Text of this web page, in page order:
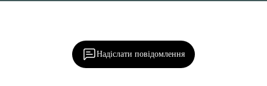
Надіслати повідомлення